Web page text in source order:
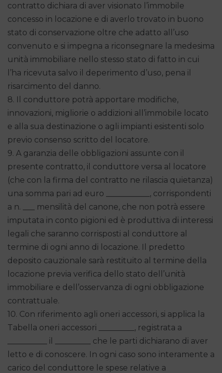
contratto dichiara di aver visionato l’immobile
concesso in locazione e di averlo trovato in buono
stato di conservazione oltre che adatto all’uso
convenuto e si impegna a riconsegnare la medesima
unità immobiliare nello stesso stato di fatto in cui
l’ha ricevuta salvo il deperimento d’uso, pena il
risarcimento del danno.
8. Il conduttore potrà apportare modifiche,
innovazioni, migliorie o addizioni all’immobile locato
e alla sua destinazione o agli impianti esistenti solo
previo consenso scritto del locatore.
9. A garanzia delle obbligazioni assunte con il
presente contratto, il conduttore versa al locatore
(che con la firma del contratto ne rilascia quietanza)
una somma pari ad euro ___________, corrispondenti
a n. ___ mensilità del canone, che non potrà essere
imputata in conto pigioni ed è produttiva di interessi
legali che saranno corrisposti al conduttore al
termine di ogni anno di locazione. Il predetto
deposito cauzionale sarà restituito al termine della
locazione previa verifica dello stato dell’unità
immobiliare e dell’osservanza di ogni obbligazione
contrattuale.
10. Con riferimento agli oneri accessori, si applica la
Tabella oneri accessori _________, registrata a
__________ il _________ che le parti dichiarano di aver
letto e di conoscere. In ogni caso sono interamente a
carico del conduttore le spese relative a